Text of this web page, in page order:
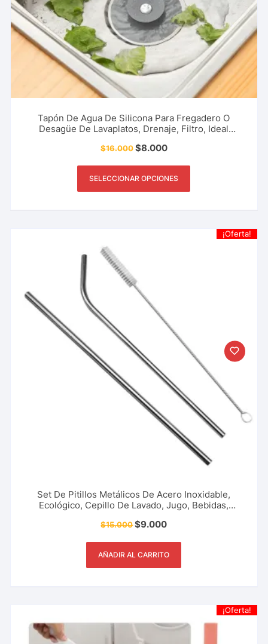
Tapón De Agua De Silicona Para Fregadero O
Desagüe De Lavaplatos, Drenaje, Filtro, Ideal
$16.000$8.000
SELECCIONAR OPCIONES
¡Oferta!
Set De Pitillos Metálicos De Acero Inoxidable,
Ecológico, Cepillo De Lavado, Jugo, Bebidas,
$15.000$9.000
AÑADIR AL CARRITO
¡Oferta!